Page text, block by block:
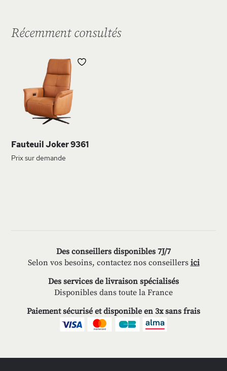
Récemment consultés
Fauteuil Joker 9361
Prix sur demande
Des conseillers disponibles 7J/7
Selon vos besoins, contactez nos conseillers ici
Des services de livraison spécialisés
Disponibles dans toute la France
Paiement sécurisé et disponible en 3x sans frais